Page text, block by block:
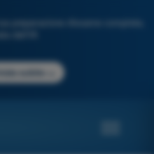
preparazione d'esame completa,
Inizia subito